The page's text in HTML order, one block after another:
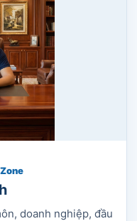
doanh nghiệp, đầu